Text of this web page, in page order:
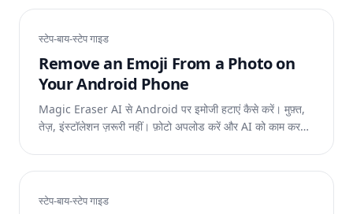
स्टेप-बाय-स्टेप गाइड
Remove an Emoji From a Photo on
Your Android Phone
Magic Eraser AI से Android पर इमोजी हटाएं कैसे करें। मुफ़्त,
तेज़, इंस्टॉलेशन ज़रूरी नहीं। फ़ोटो अपलोड करें और AI को काम करने
स्टेप-बाय-स्टेप गाइड